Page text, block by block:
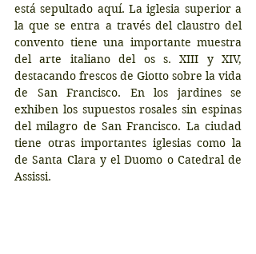
está sepultado aquí. La iglesia superior a
la que se entra a través del claustro del
convento tiene una importante muestra
del arte italiano del os s. XIII y XIV,
destacando frescos de Giotto sobre la vida
de San Francisco. En los jardines se
exhiben los supuestos rosales sin espinas
del milagro de San Francisco. La ciudad
tiene otras importantes iglesias como la
de Santa Clara y el Duomo o Catedral de
Assissi.